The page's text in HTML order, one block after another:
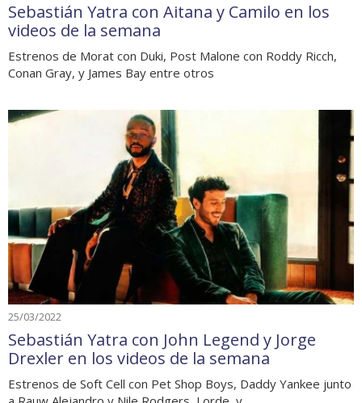
Sebastián Yatra con Aitana y Camilo en los
videos de la semana
Estrenos de Morat con Duki, Post Malone con Roddy Ricch,
Conan Gray, y James Bay entre otros
25/03/2022
Sebastián Yatra con John Legend y Jorge
Drexler en los videos de la semana
Estrenos de Soft Cell con Pet Shop Boys, Daddy Yankee junto